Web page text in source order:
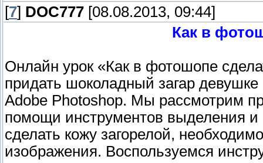
[7] DOC777 [08.08.2013, 09:44]
Как в
Онлайн урок «Как в фотошопе
придать шоколадный загар
Adobe Photoshop. Мы рассмотрим
помощи инструментов выделения
сделать кожу загорелой,
изображения. Воспользуемся